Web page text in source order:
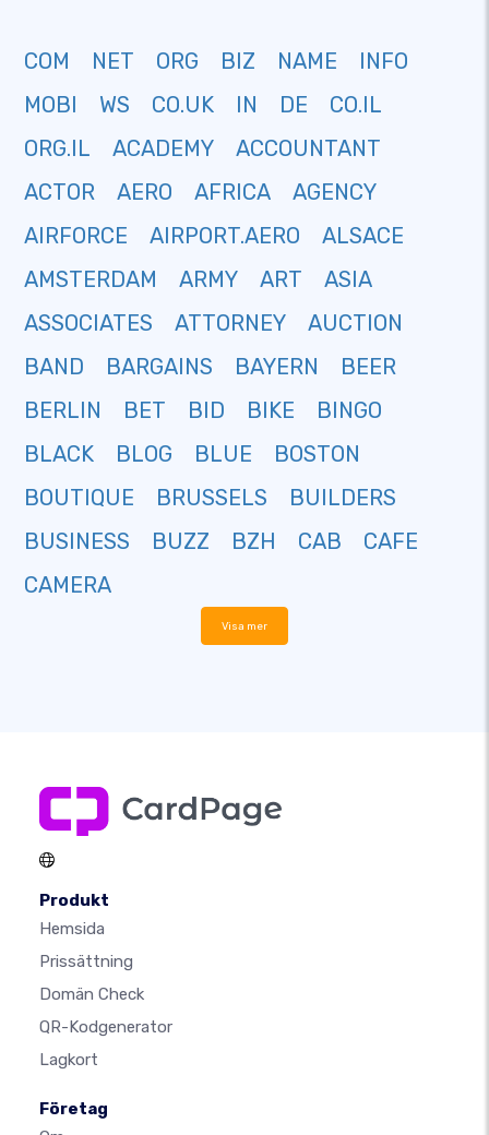
COM NET ORG BIZ NAME
INFO
MOBI
WS CO.UK IN DE
CO.IL
ORG.IL
ACADEMY
ACCOUNTANT
ACTOR
AERO AFRICA
AGENCY
AIRFORCE
AIRPORT.AERO
ALSACE
AMSTERDAM
ARMY ART
ASIA
ASSOCIATES
ATTORNEY
AUCTION
BAND
BARGAINS BAYERN
BEER
BERLIN
BET BID BIKE
BINGO
BLACK
BLOG BLUE
BOSTON
BOUTIQUE
BRUSSELS
BUILDERS
BUSINESS
BUZZ BZH CAB
CAFE
CAMERA
Visa mer
Produkt
Hemsida
Prissättning
Domän Check
QR-Kodgenerator
Lagkort
Företag